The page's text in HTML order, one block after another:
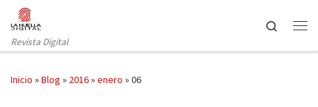
Saltar al contenido
Revista Digital
Search
Inicio »Blog » 2016»enero »06